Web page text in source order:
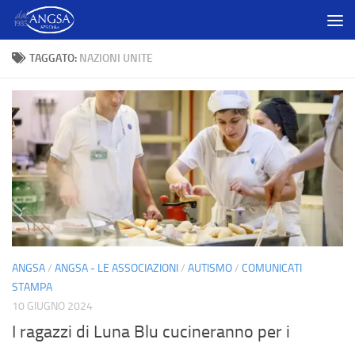
Salta al contenuto
TAGGATO: NAZIONI UNITE
ANGSA/ ANGSA - LE ASSOCIAZIONI/ AUTISMO/ COMUNICATI
STAMPA
10 GIUGNO 2024
I ragazzi di Luna Blu cucineranno per i